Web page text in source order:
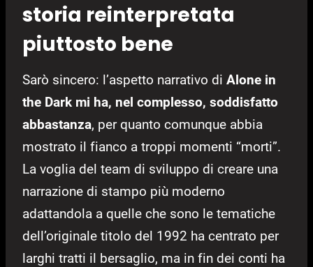
storia reinterpretata
piuttosto bene
Sarò sincero: l’aspetto narrativo di Alone in
the Dark mi ha, nel complesso, soddisfatto
abbastanza, per quanto comunque abbia
mostrato il fianco a troppi momenti “morti”.
La voglia del team di sviluppo di creare una
narrazione di stampo più moderno
adattandola a quelle che sono le tematiche
dell’originale titolo del 1992 ha centrato per
larghi tratti il bersaglio, ma in fin dei conti ha